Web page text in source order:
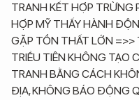
TRANH KẾT HỢP TRỪNG
HỢP MỸ THẤY HÀNH
GẶP TỔN THẤT LỚN =>>
TRIỀU TIÊN KHÔNG TẠO
TRANH BẰNG CÁCH
ĐỊA, KHÔNG BÁO ĐỘNG